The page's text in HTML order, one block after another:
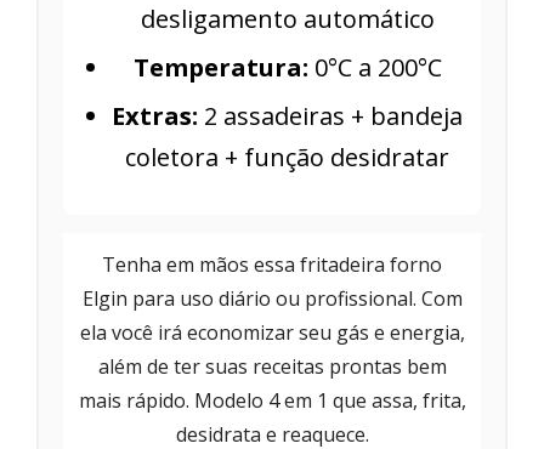
desligamento automático
Temperatura: 0°C a 200°C
Extras: 2 assadeiras + bandeja
coletora + função desidratar
Tenha em mãos essa fritadeira forno
Elgin para uso diário ou profissional. Com
ela você irá economizar seu gás e energia,
além de ter suas receitas prontas bem
mais rápido. Modelo 4 em 1 que assa, frita,
desidrata e reaquece.